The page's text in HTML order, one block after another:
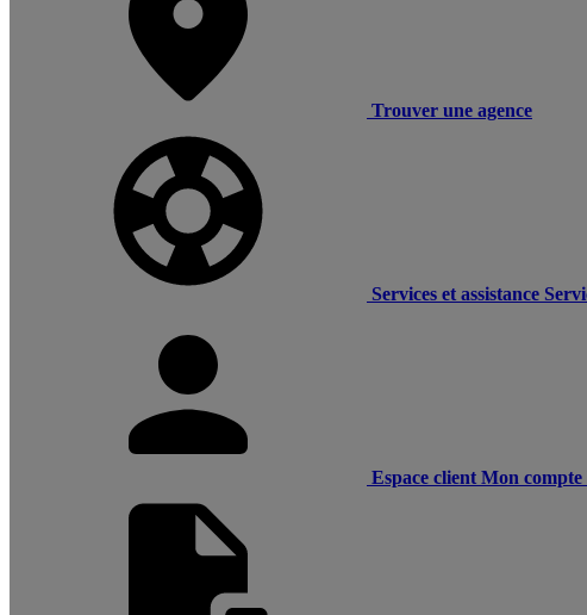
Trouver une agence
Services et assistance
Espace client Mon compte